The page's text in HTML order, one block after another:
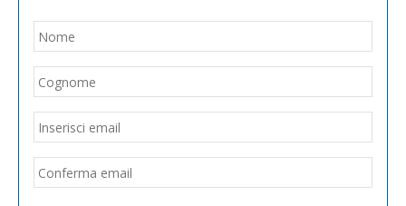
Nome
Email